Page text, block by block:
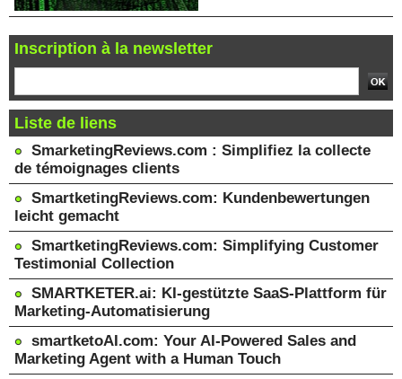
Inscription à la newsletter
Liste de liens
SmarketingReviews.com : Simplifiez la collecte
de témoignages clients
SmartketingReviews.com: Kundenbewertungen
leicht gemacht
SmartketingReviews.com: Simplifying Customer
Testimonial Collection
SMARTKETER.ai: KI-gestützte SaaS-Plattform für
Marketing-Automatisierung
smartketoAI.com: Your AI-Powered Sales and
Marketing Agent with a Human Touch